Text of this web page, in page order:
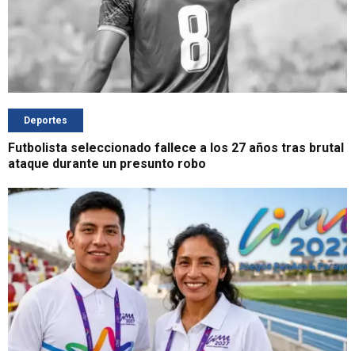
Deportes
Futbolista seleccionado fallece a los 27 años tras brutal
ataque durante un presunto robo